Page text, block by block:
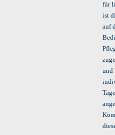
für
ist
auf
und